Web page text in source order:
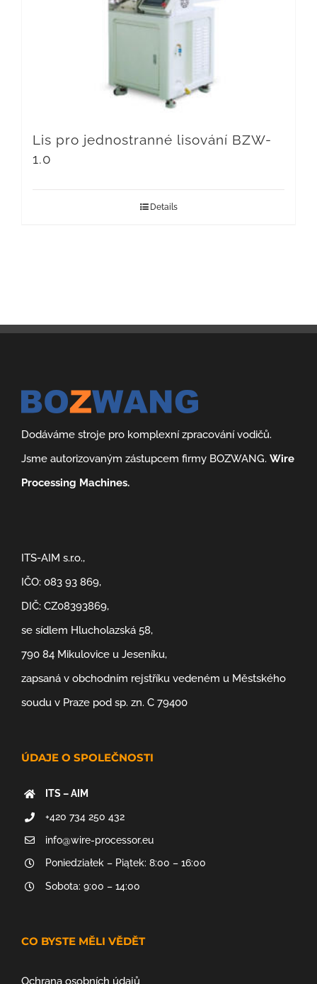
Lis pro jednostranné lisování BZW-
1.0
Details
Dodáváme stroje pro komplexní zpracování vodičů.
Jsme autorizovaným zástupcem firmy BOZWANG. Wire
Processing Machines.
ITS-AIM s.r.o.,
IČO: 083 93 869,
DIČ: CZ08393869,
se sídlem Hlucholazská 58,
790 84 Mikulovice u Jeseníku,
zapsaná v obchodním rejstříku vedeném u Městského
soudu v Praze pod sp. zn. C 79400
ÚDAJE O SPOLEČNOSTI
ITS – AIM
+420 734 250 432
info@wire-processor.eu
Poniedziałek – Piątek: 8:00 – 16:00
Sobota: 9:00 – 14:00
CO BYSTE MĚLI VĚDĚT
Ochrana osobních údajů